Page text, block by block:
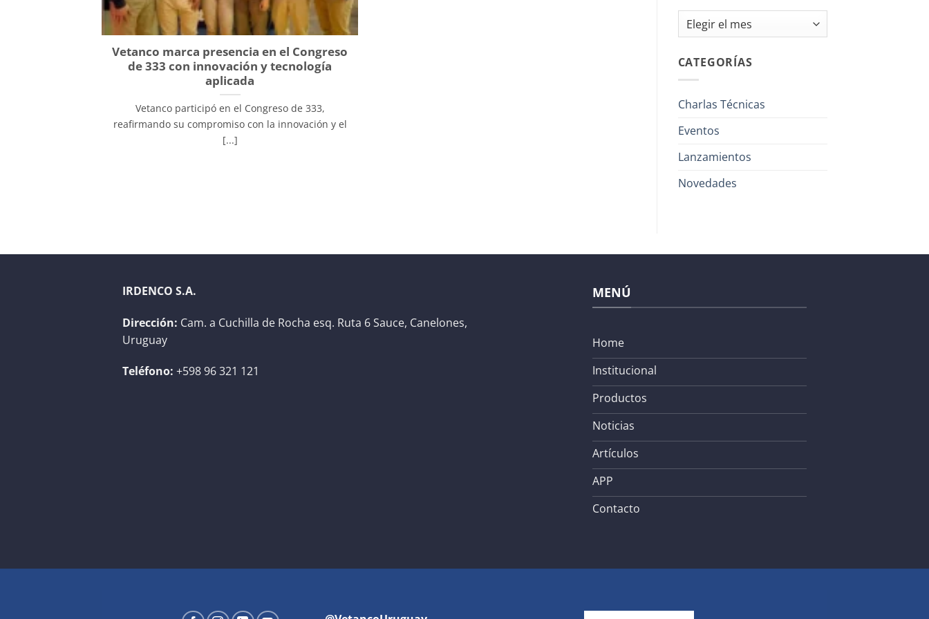
Vetanco marca presencia en el Congreso
de 333 con innovación y tecnología
aplicada
Vetanco participó en el Congreso de 333,
reafirmando su compromiso con la innovación y el
[...]
Archivos
CATEGORÍAS
Charlas Técnicas
Eventos
Lanzamientos
Novedades
IRDENCO S.A.
Dirección: Cam. a Cuchilla de Rocha esq. Ruta 6 Sauce, Canelones,
Uruguay
Teléfono: +598 96 321 121
MENÚ
Home
Institucional
Productos
Noticias
Artículos
APP
Contacto